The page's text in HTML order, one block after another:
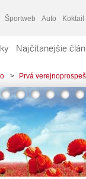
Športweb Auto Koktail
Najčítanejšie
> Prvá